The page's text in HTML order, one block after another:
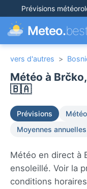
Prévisions
Meteo.
vers d'autres >
Météo à
🇧🇦
Prévisions
Moyennes annuelles
Météo en direct à
ensoleillé. Voir la
conditions